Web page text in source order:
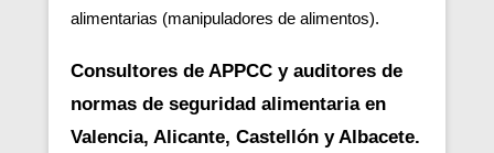
alimentarias (manipuladores de alimentos).
Consultores de APPCC y auditores de
normas de seguridad alimentaria en
Valencia, Alicante, Castellón y Albacete.